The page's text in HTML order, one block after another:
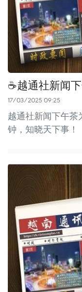
☕️越通社新闻下
17/03/2025 09:25
越通社新闻下午茶
钟，知晓天下事！